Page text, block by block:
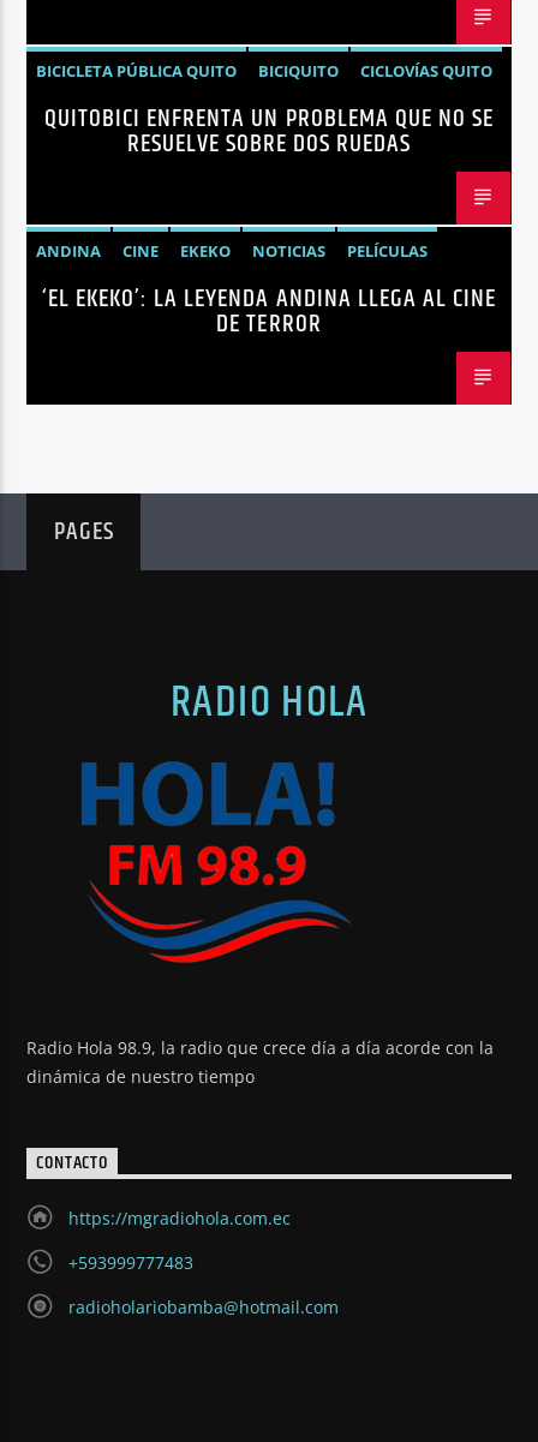
BICICLETA PÚBLICA QUITO BICIQUITO
CICLOVÍAS QUITO
EDITORIAL
METRO DE QUITO BICICLETA
MOVILIDAD ACTIVA QUITO
MOVILIDAD SOSTENIBLE QUITO
QUITOBICI
QUITOBICI ENFRENTA UN PROBLEMA QUE NO SE
RESUELVE SOBRE DOS RUEDAS
ANDINA CINE EKEKO NOTICIAS
PELÍCULAS
TENDENCIAS
TERROR
‘EL EKEKO’: LA LEYENDA ANDINA LLEGA AL CINE
DE TERROR
PAGES
RADIO HOLA
Radio Hola 98.9, la radio que crece día a día acorde con la
dinámica de nuestro tiempo
CONTACTO
https://mgradiohola.com.ec
+593999777483
radioholariobamba@hotmail.com